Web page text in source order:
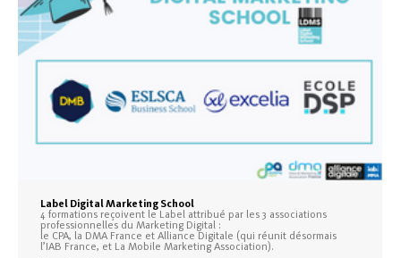
Label Digital Marketing School
4 formations reçoivent le Label attribué par les 3 associations
professionnelles du Marketing Digital :
le CPA, la DMA France et Alliance Digitale (qui réunit désormais
l’IAB France, et La Mobile Marketing Association).